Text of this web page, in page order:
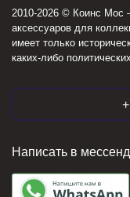
2010-2026 © Коинс Мос
аксессуаров для
имеет только
каких-либо
Написать в